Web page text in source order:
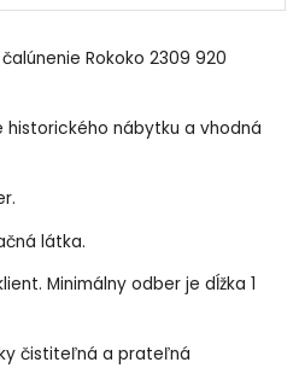
Rokoko 2309 920
historického nábytku a vhodná
látka.
Minimálny odber je dĺžka 1
čistiteľná a prateľná